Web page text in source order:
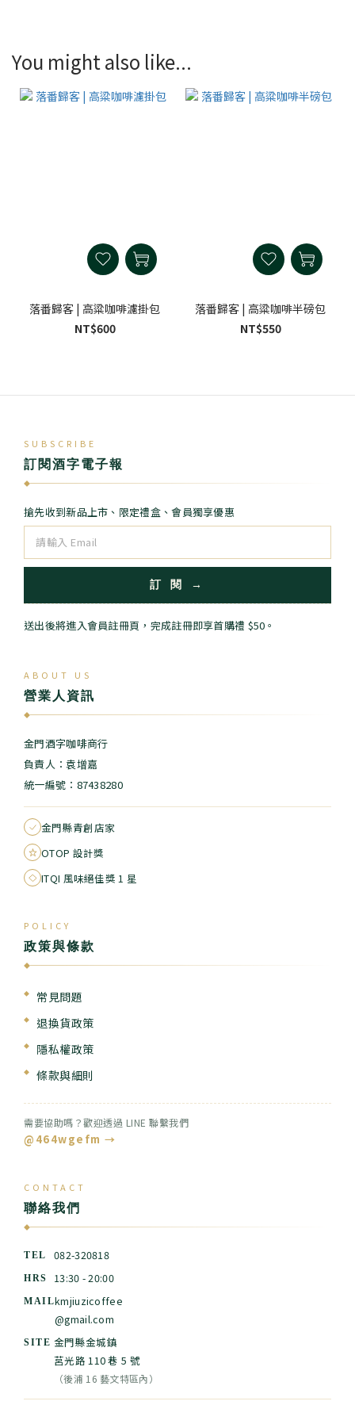
You might also like...
落番歸客 | 高粱咖啡濾掛包
NT$600
落番歸客 | 高粱咖啡半磅包
NT$550
SUBSCRIBE
訂閱酒字電子報
◆
搶先收到新品上市、限定禮盒、會員獨享優惠
訂 閱 →
送出後將進入會員註冊頁，完成註冊即享首購禮 $50。
ABOUT US
營業人資訊
◆
金門酒字咖啡商行
負責人：袁增嘉
統一編號：87438280
金門縣青創店家
OTOP 設計獎
ITQI 風味絕佳獎 1 星
POLICY
政策與條款
◆
常見問題
退換貨政策
隱私權政策
條款與細則
需要協助嗎？歡迎透過 LINE 聯繫我們
@464wgefm →
CONTACT
聯絡我們
◆
TEL 082-320818
HRS 13:30 - 20:00
MAILkmjiuzicoffee
@gmail.com
SITE 金門縣金城鎮
莒光路 110 巷 5 號
（後浦 16 藝文特區內）